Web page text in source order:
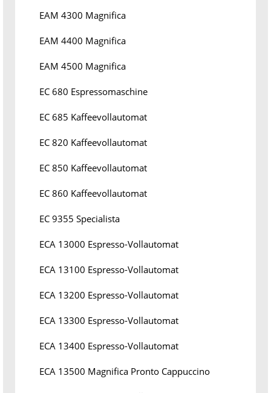
EAM 4300 Magnifica
EAM 4400 Magnifica
EAM 4500 Magnifica
EC 680 Espressomaschine
EC 685 Kaffeevollautomat
EC 820 Kaffeevollautomat
EC 850 Kaffeevollautomat
EC 860 Kaffeevollautomat
EC 9355 Specialista
ECA 13000 Espresso-Vollautomat
ECA 13100 Espresso-Vollautomat
ECA 13200 Espresso-Vollautomat
ECA 13300 Espresso-Vollautomat
ECA 13400 Espresso-Vollautomat
ECA 13500 Magnifica Pronto Cappuccino